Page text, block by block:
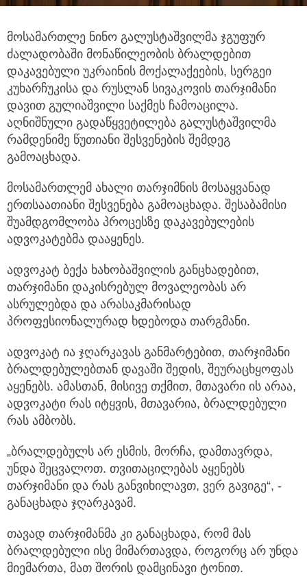
მოსამართლე ნინო გალუსტაშვილმა ჯგუფურ
ძალადობაში მონაწილეობის ბრალდებით
დაკავებული უკრაინის მოქალაქეების, სერგეი
კუხარჩუკისა და რუსლან სივაკოვის თარჯიმანი
დავით გულიაშვილი საქმეს ჩამოაცილა.
აღნიშნული გადაწყვეტილება გალუსტაშვილმა
რამდენიმე წუთიანი შესვენების შემდეგ
გამოაცხადა.
მოსამართლემ ახალი თარჯიმნის მოსაყვანად
ერთსაათიანი შესვენება გამოაცხადა. შესაბამისი
შუამდგომლობა პროცესზე დაკავებულების
ადვოკატებმა დააყენეს.
ადვოკატ ბექა ხახობაშვილის განცხადებით,
თარჯიმანი დაკისრებულ მოვალეობას არ
ასრულებდა და არასაკმარისად
პროფესიონალურად ხდებოდა თარგმანი.
ადვოკატ ია ჯღარკავას განმარტებით, თარჯიმანი
ბრალდებულებთან დავაში შედის, შეურაცხყოფას
აყენებს. ამასთან, მისივე თქმით, მთავარი ის არაა,
ადვოკატი რას იტყვის, მთავარია, ბრალდებული
რას ამბობს.
„ბრალდებულს არ ესმის, მორჩა, დამთავრდა,
უნდა შეცვალოთ. თვითაცილებას აყენებს
თარჯიმანი და რას განვიხილავთ, ვერ გავიგე“, -
განაცხადა ჯღარკავამ.
თავად თარჯიმანმა კი განაცხადა, რომ მას
ბრალდებული ისე მიმართავდა, როგორც არ უნდა
მიემართა, მათ შორის დამცინავი ტონით.